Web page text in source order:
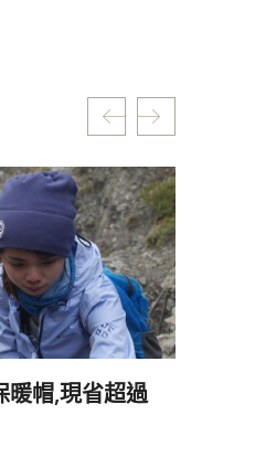
暖帽,現省超過